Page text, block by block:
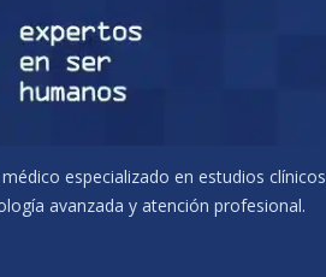
especializado en estudios clínicos
avanzada y atención profesional.